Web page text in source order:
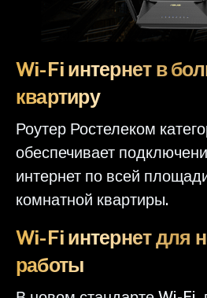
Wi-Fi интернет в
квартиру
Роутер Ростелеком
обеспечивает
интернет по всей
комнатной квартиры.
Wi-Fi интернет для
работы